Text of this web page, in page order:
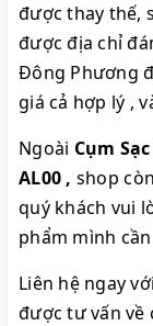
được thay thế,
được địa chỉ
Đông Phương
giá cả hợp lý ,
Ngoài Cụm
AL00 , shop
quý khách vui
phẩm mình
Liên hệ ngay với
được tư vấn về